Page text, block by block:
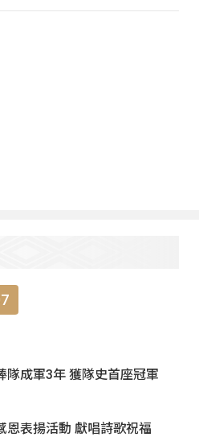
隊成軍3年 獲隊史首座冠軍
恩表揚活動 獻唱詩歌祝福